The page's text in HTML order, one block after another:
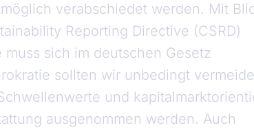
verabschiedet werden. Mit
Reporting Directive (CSRD)
sich im deutschen Gesetz
sollten wir unbedingt
und
ausgenommen werden. Auch